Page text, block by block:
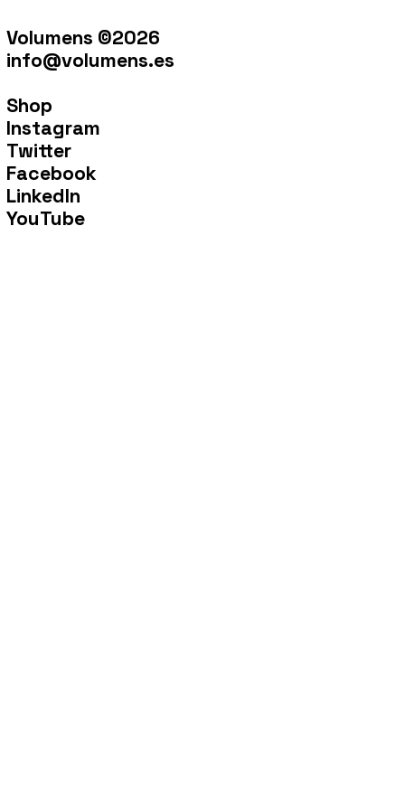
Volumens ©2026
info@volumens.es
Shop
Instagram
Twitter
Facebook
LinkedIn
YouTube